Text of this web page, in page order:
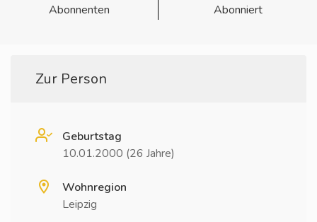
Abonnenten
Abonniert
Zur Person
Geburtstag
10.01.2000 (26 Jahre)
Wohnregion
Leipzig